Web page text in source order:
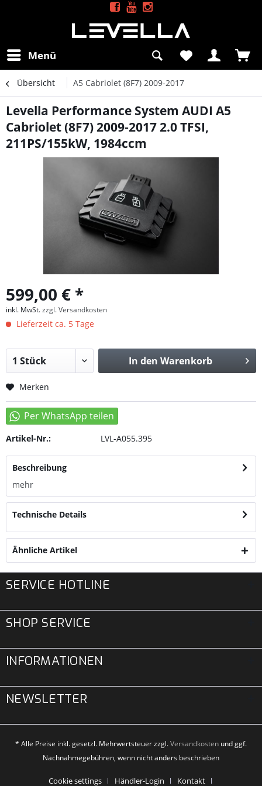
Menü
Übersicht A5 Cabriolet (8F7) 2009-2017
Levella Performance System AUDI A5
Cabriolet (8F7) 2009-2017 2.0 TFSI,
211PS/155kW, 1984ccm
599,00 € *
inkl. MwSt.zzgl. Versandkosten
Lieferzeit ca. 5 Tage
In den Warenkorb
Merken
Artikel-Nr.: LVL-A055.395
Beschreibung
mehr
Technische Details
Ähnliche Artikel
SERVICE HOTLINE
SHOP SERVICE
INFORMATIONEN
NEWSLETTER
* Alle Preise inkl. gesetzl. Mehrwertsteuer zzgl.Versandkosten und ggf.
Nachnahmegebühren, wenn nicht anders beschrieben
Cookie settings Händler-Login Kontakt